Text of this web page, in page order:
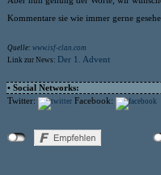
Kommentare sie wie immer gerne
Quelle: www.isf-clan.com
Link zur News: Der 1. Advent
• Social Networks:
Twitter:
Facebook: